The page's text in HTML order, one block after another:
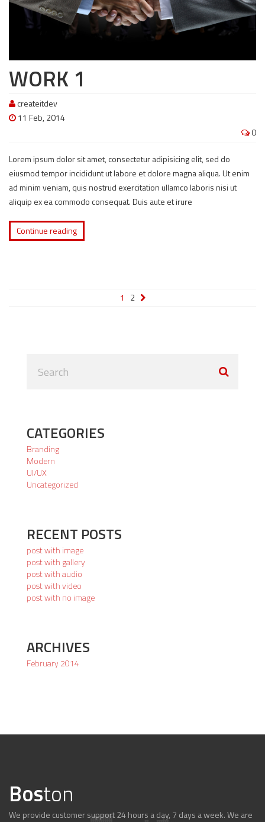
WORK 1
createitdev
11 Feb, 2014
0
Lorem ipsum dolor sit amet, consectetur adipisicing elit, sed do
eiusmod tempor incididunt ut labore et dolore magna aliqua. Ut enim
ad minim veniam, quis nostrud exercitation ullamco laboris nisi ut
aliquip ex ea commodo consequat. Duis aute et irure
Continue reading
1 2
CATEGORIES
Branding
Modern
UI/UX
Uncategorized
RECENT POSTS
post with image
post with gallery
post with audio
post with video
post with no image
ARCHIVES
February 2014
Boston
We provide customer support 24 hours a day, 7 days a week. We are